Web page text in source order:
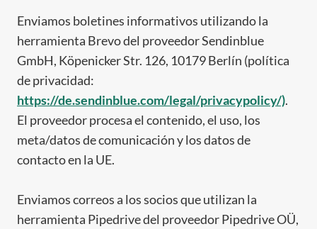
Enviamos boletines informativos utilizando la
herramienta Brevo del proveedor Sendinblue
GmbH, Köpenicker Str. 126, 10179 Berlín (política
de privacidad:
https://de.sendinblue.com/legal/privacypolicy/).
El proveedor procesa el contenido, el uso, los
meta/datos de comunicación y los datos de
contacto en la UE.
Enviamos correos a los socios que utilizan la
herramienta Pipedrive del proveedor Pipedrive OÜ,